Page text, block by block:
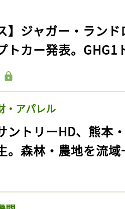
】ジャガー・ラン
トカー発表。GHG1
・アパレル
ントリーHD、熊本
。森林・農地を流